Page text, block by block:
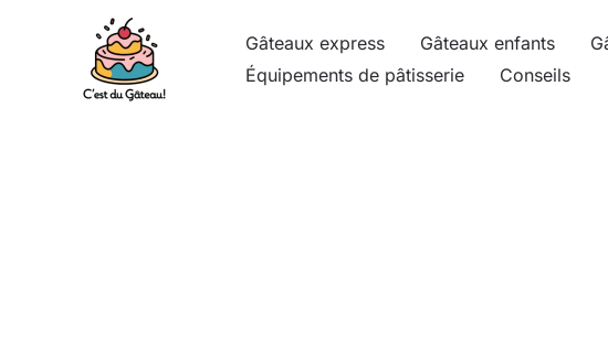
Gâteaux express Gâteaux enfants
Équipements de pâtisserie
Conseils